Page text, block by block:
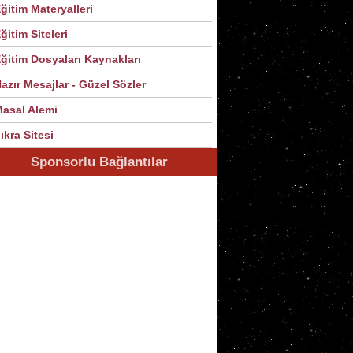
Materyalleri
Siteleri
Dosyaları Kaynakları
Mesajlar - Güzel Sözler
Alemi
Sitesi
Sponsorlu Bağlantılar